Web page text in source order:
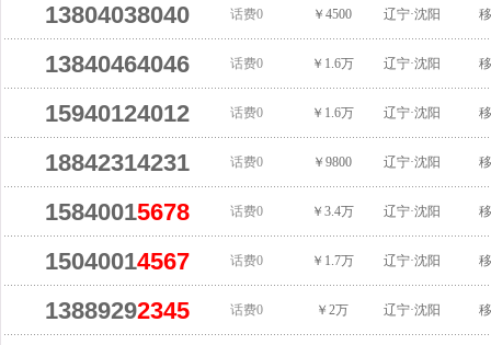
13804038040 话费0 ￥4500 辽宁·沈阳
13840464046 话费0 ￥1.6万 辽宁·沈阳
15940124012 话费0 ￥1.6万 辽宁·沈阳
18842314231 话费0 ￥9800 辽宁·沈阳
15840015678 话费0 ￥3.4万 辽宁·沈阳
15040014567 话费0 ￥1.7万 辽宁·沈阳
13889292345 话费0 ￥2万 辽宁·沈阳